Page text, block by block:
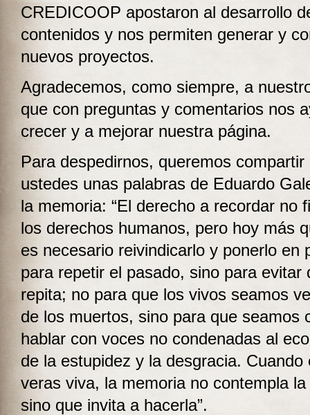
CREDICOOP apostaron al desarrollo
contenidos y nos permiten generar y
nuevos proyectos.
Agradecemos, como siempre, a
que con preguntas y comentarios nos
crecer y a mejorar nuestra página.
Para despedirnos, queremos compartir
ustedes unas palabras de Eduardo
la memoria: “El derecho a recordar no
los derechos humanos, pero hoy más
es necesario reivindicarlo y ponerlo en
para repetir el pasado, sino para evitar
repita; no para que los vivos seamos
de los muertos, sino para que seamos
hablar con voces no condenadas al
de la estupidez y la desgracia. Cuando
veras viva, la memoria no contempla
sino que invita a hacerla”.